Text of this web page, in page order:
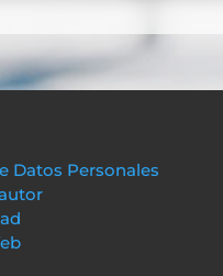
Datos Personales